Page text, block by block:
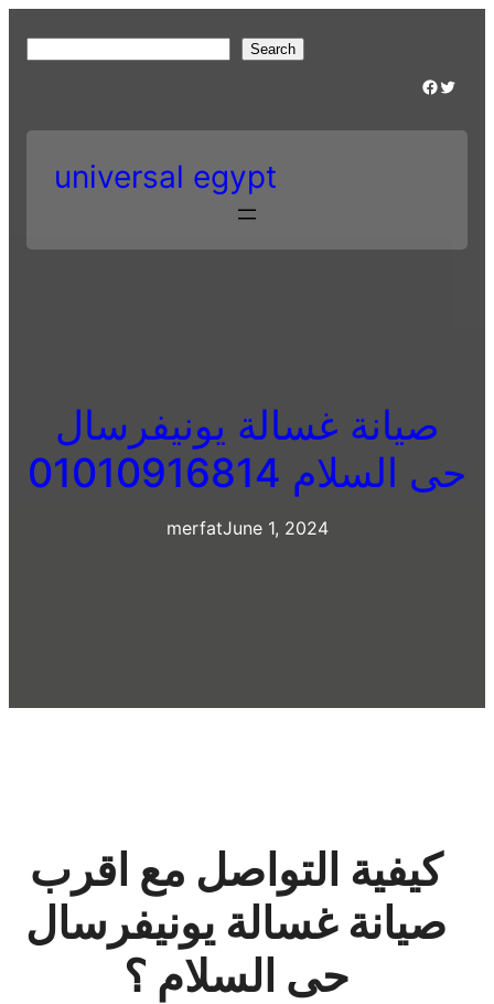
r
Search
Facebook Twitter
universal egypt
صيانة غسالة يونيفرسال
حى السلام 01010916814
merfatJune 1, 2024
كيفية التواصل مع اقرب
صيانة غسالة يونيفرسال
حى السلام ؟